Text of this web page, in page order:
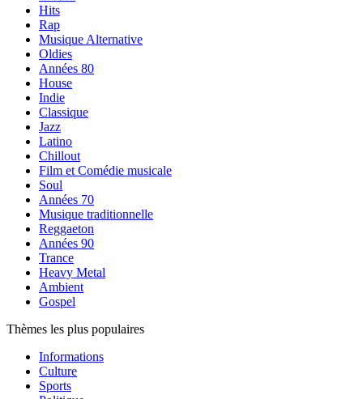
Hits
Rap
Musique Alternative
Oldies
Années 80
House
Indie
Classique
Jazz
Latino
Chillout
Film et Comédie musicale
Soul
Années 70
Musique traditionnelle
Reggaeton
Années 90
Trance
Heavy Metal
Ambient
Gospel
Thèmes les plus populaires
Informations
Culture
Sports